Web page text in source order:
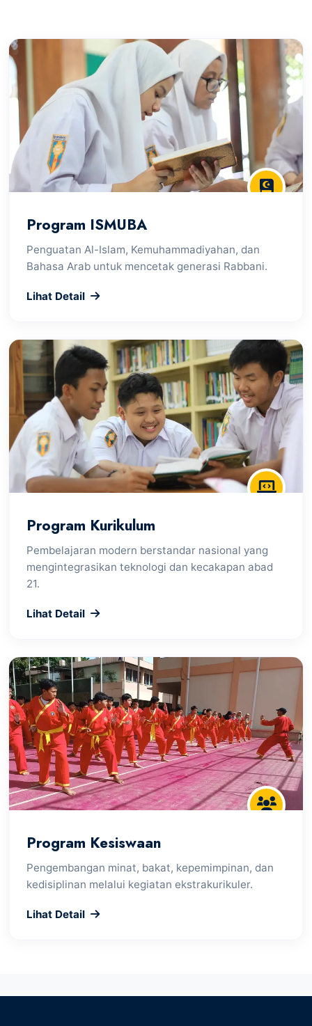
Program ISMUBA
Penguatan Al-Islam, Kemuhammadiyahan, dan
Bahasa Arab untuk mencetak generasi Rabbani.
Lihat Detail
Program Kurikulum
Pembelajaran modern berstandar nasional yang
mengintegrasikan teknologi dan kecakapan abad
21.
Lihat Detail
Program Kesiswaan
Pengembangan minat, bakat, kepemimpinan, dan
kedisiplinan melalui kegiatan ekstrakurikuler.
Lihat Detail